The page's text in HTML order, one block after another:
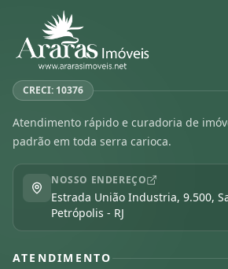
CRECI: 10376
Atendimento rápido e curadoria de
padrão em toda serra carioca.
NOSSO ENDEREÇO
Estrada União Industria, 9.500,
Petrópolis - RJ
ATENDIMENTO